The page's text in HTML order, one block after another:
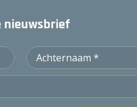
nieuwsbrief